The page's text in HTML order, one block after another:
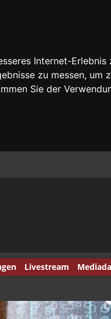
Internet-
zu messen,
Sie der
Livestream